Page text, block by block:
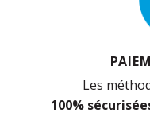
Les
100%